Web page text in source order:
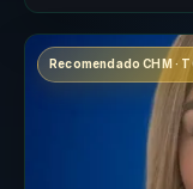
Recomendado CHM ·